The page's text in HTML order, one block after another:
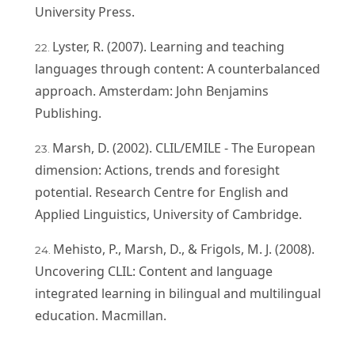
University Press.
Lyster, R. (2007). Learning and teaching
languages through content: A counterbalanced
approach. Amsterdam: John Benjamins
Publishing.
Marsh, D. (2002). CLIL/EMILE - The European
dimension: Actions, trends and foresight
potential. Research Centre for English and
Applied Linguistics, University of Cambridge.
Mehisto, P., Marsh, D., & Frigols, M. J. (2008).
Uncovering CLIL: Content and language
integrated learning in bilingual and multilingual
education. Macmillan.